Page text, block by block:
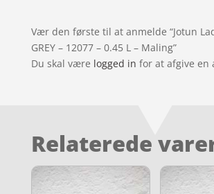
Vær den første til at anmelde “Jotun
GREY – 12077 – 0.45 L – Maling”
Du skal være logged in for at afgive en
Relaterede